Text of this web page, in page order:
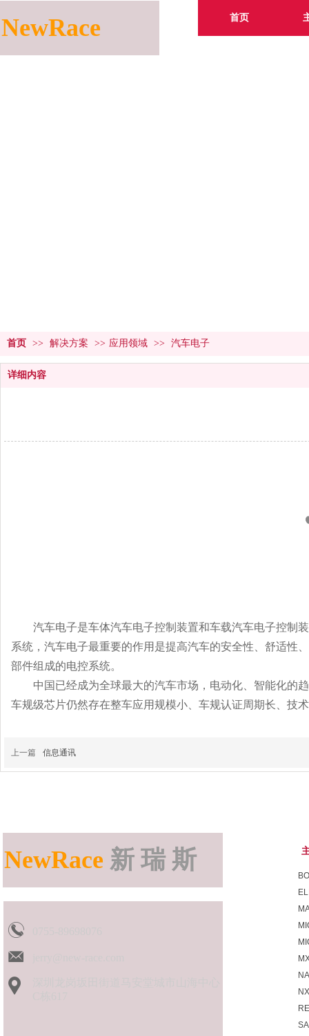
NewRace 首页
首页 >> 解决方案 >> 应用领域 >> 汽车电子
详细内容
汽车电子是车体汽车电子控制装置和车载汽车电子控制
系统，汽车电子最重要的作用是提高汽车的安全性、舒适性
部件组成的电控系统。
中国已经成为全球最大的汽车市场，电动化、智能化的
车规级芯片仍然存在整车应用规模小、车规认证周期长、技
上一篇 信息通讯
NewRace 新 瑞 斯